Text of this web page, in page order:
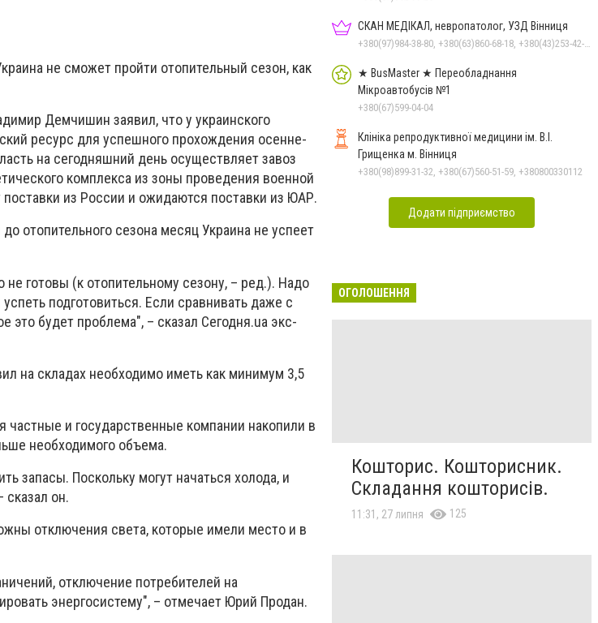
не сможет пройти отопительный сезон, как
Демчишин заявил, что у украинского
ресурс для успешного прохождения осенне-
на сегодняшний день осуществляет завоз
комплекса из зоны проведения военной
из России и ожидаются поставки из ЮАР.
отопительного сезона месяц Украина не успеет
готовы (к отопительному сезону, – ред.). Надо
подготовиться. Если сравнивать даже с
это будет проблема", – сказал Сегодня.ua экс-
на складах необходимо иметь как минимум 3,5
и государственные компании накопили в
необходимого объема.
запасы. Поскольку могут начаться холода, и
сказал он.
отключения света, которые имели место и в
отключение потребителей на
энергосистему", – отмечает Юрий Продан.
СКАН МЕДІКАЛ, невропатолог, УЗД Вінниця
+380(97)984-38-80, +380(63)860-68-18, +380(43)253-42-51
★ BusMaster ★ Переобладнання
Мікроавтобусів №1
+380(67)599-04-04
Клініка репродуктивної медицини ім. В.І.
Грищенка м. Вінниця
+380(98)899-31-32, +380(67)560-51-59, +380800330112
Додати підприємство
ОГОЛОШЕННЯ
Кошторис. Кошторисник.
Складання кошторисів.
11:31, 27 липня 125